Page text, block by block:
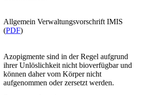
Allgemein Verwaltungsvorschrift IMIS
(PDF)
Azopigmente sind in der Regel aufgrund
ihrer Unlöslichkeit nicht bioverfügbar und
können daher vom Körper nicht
aufgenommen oder zersetzt werden.